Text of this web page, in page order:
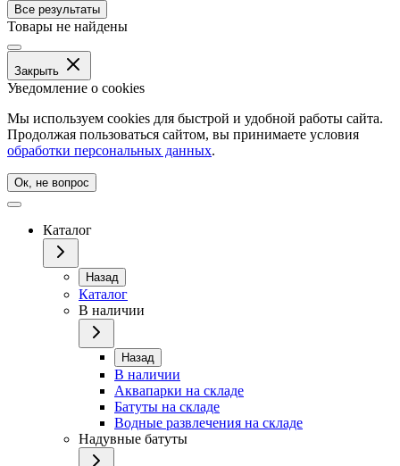
Все результаты
Товары не найдены
Закрыть
Уведомление о cookies
Мы используем cookies для быстрой и удобной работы сайта.
Продолжая пользоваться сайтом, вы принимаете условия
обработки персональных данных.
Ок, не вопрос
Каталог
Назад
Каталог
В наличии
Назад
В наличии
Аквапарки на складе
Батуты на складе
Водные развлечения на складе
Надувные батуты